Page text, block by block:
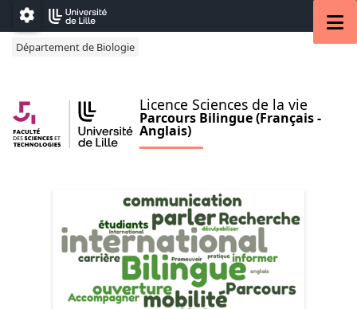
Accéder au menu principal
Accéder au contenu
Paramétrage
Département de Biologie
Licence Sciences de la vie
Parcours Bilingue (Français -
Anglais)